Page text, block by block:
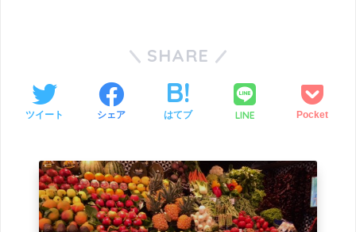
SHARE
ツイート シェア はてブ LINE Pocket